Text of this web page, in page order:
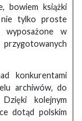
bowiem książki
nie tylko proste
wyposażone w
przygotowanych
konkurentami
archiwów, do
kolejnym
dotąd polskim